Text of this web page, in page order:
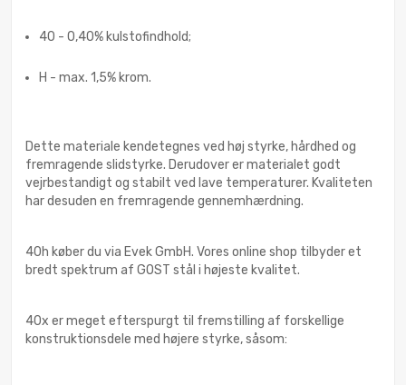
40 - 0,40% kulstofindhold;
H - max. 1,5% krom.
Dette materiale kendetegnes ved høj styrke, hårdhed og
fremragende slidstyrke. Derudover er materialet godt
vejrbestandigt og stabilt ved lave temperaturer. Kvaliteten
har desuden en fremragende gennemhærdning.
40h køber du via Evek GmbH. Vores online shop tilbyder et
bredt spektrum af GOST stål i højeste kvalitet.
40x er meget efterspurgt til fremstilling af forskellige
konstruktionsdele med højere styrke, såsom: